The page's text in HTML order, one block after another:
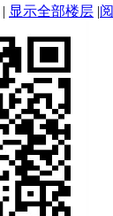
| 显示全部楼层 |